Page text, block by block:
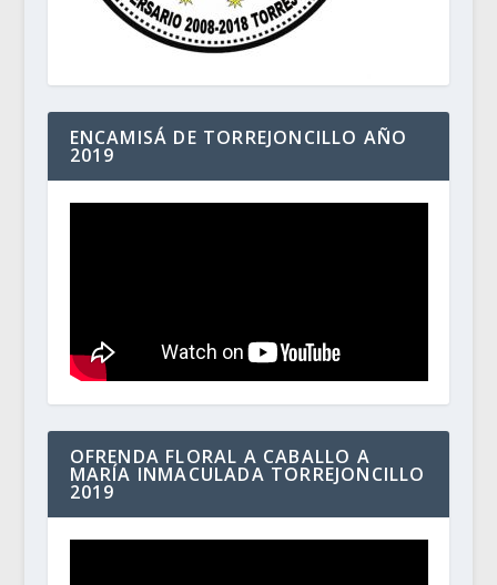
ENCAMISÁ DE TORREJONCILLO AÑO
2019
OFRENDA FLORAL A CABALLO A
MARÍA INMACULADA TORREJONCILLO
2019